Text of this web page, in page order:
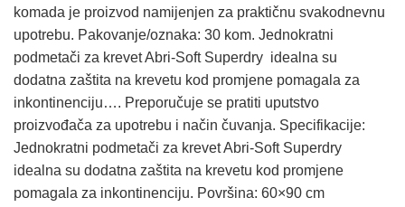
komada je proizvod namijenjen za praktičnu svakodnevnu
upotrebu. Pakovanje/oznaka: 30 kom. Jednokratni
podmetači za krevet Abri-Soft Superdry idealna su
dodatna zaštita na krevetu kod promjene pomagala za
inkontinenciju…. Preporučuje se pratiti uputstvo
proizvođača za upotrebu i način čuvanja. Specifikacije:
Jednokratni podmetači za krevet Abri-Soft Superdry
idealna su dodatna zaštita na krevetu kod promjene
pomagala za inkontinenciju. Površina: 60×90 cm